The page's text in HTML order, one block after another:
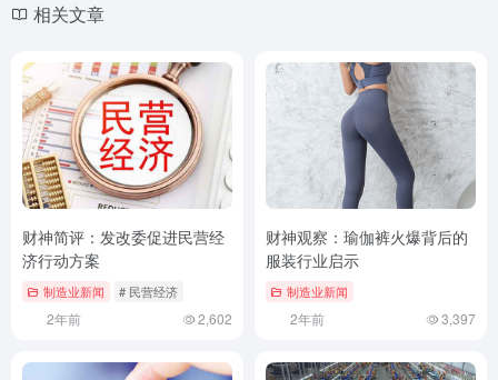
相关文章
财神简评：发改委促进民营经
济行动方案
制造业新闻 # 民营经济
2年前 2,602
财神观察：瑜伽裤火爆背后的
服装行业启示
制造业新闻
2年前 3,397